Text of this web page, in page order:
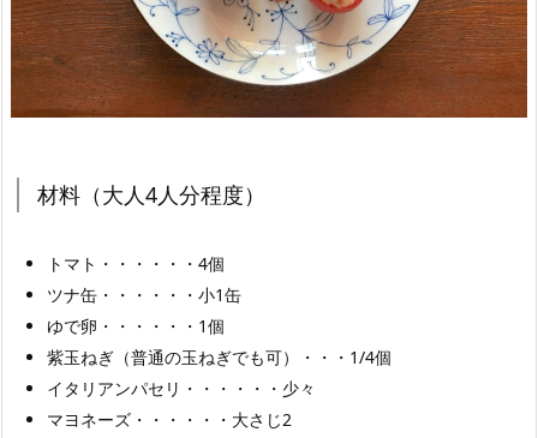
材料（大人4人分程度）
トマト・・・・・・4個
ツナ缶・・・・・・小1缶
ゆで卵・・・・・・1個
紫玉ねぎ（普通の玉ねぎでも可）・・・1/4個
イタリアンパセリ・・・・・・少々
マヨネーズ・・・・・・大さじ2